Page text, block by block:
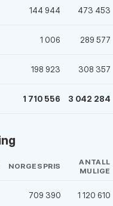
144 944 473 453
1 006 289 577
198 923 308 357
1 710 556 3 042 284
NORGESPRIS
ANTALL
MULIGE
709 390 1 120 610